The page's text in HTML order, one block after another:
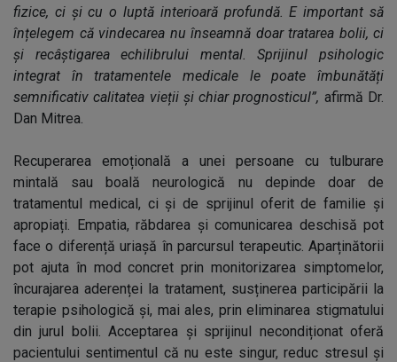
fizice, ci și cu o luptă interioară profundă. E important să
înțelegem că vindecarea nu înseamnă doar tratarea bolii, ci
și recâștigarea echilibrului mental. Sprijinul psihologic
integrat în tratamentele medicale le poate îmbunătăți
semnificativ calitatea vieții și chiar prognosticul”, afirmă Dr.
Dan Mitrea.
Recuperarea emoțională a unei persoane cu tulburare
mintală sau boală neurologică nu depinde doar de
tratamentul medical, ci și de sprijinul oferit de familie și
apropiați. Empatia, răbdarea și comunicarea deschisă pot
face o diferență uriașă în parcursul terapeutic. Aparținătorii
pot ajuta în mod concret prin monitorizarea simptomelor,
încurajarea aderenței la tratament, susținerea participării la
terapie psihologică și, mai ales, prin eliminarea stigmatului
din jurul bolii. Acceptarea și sprijinul necondiționat oferă
pacientului sentimentul că nu este singur, reduc stresul și